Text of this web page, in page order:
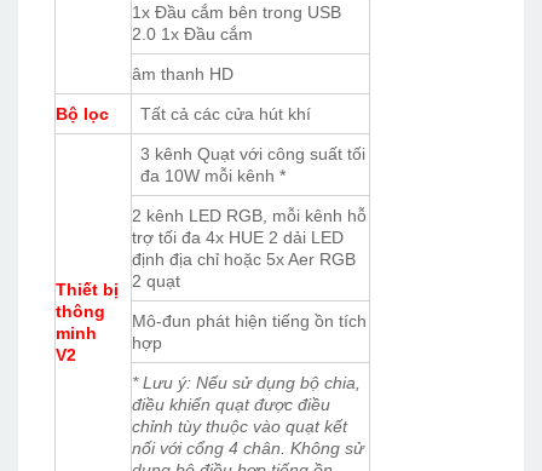
1x Đầu cắm bên trong USB
2.0 1x Đầu cắm
âm thanh HD
Bộ lọc Tất cả các cửa hút khí
Thiết bị
thông
minh
V2
3 kênh Quạt với công suất tối
đa 10W mỗi kênh *
2 kênh LED RGB, mỗi kênh hỗ
trợ tối đa 4x HUE 2 dải LED
định địa chỉ hoặc 5x Aer RGB
2 quạt
Mô-đun phát hiện tiếng ồn tích
hợp
* Lưu ý: Nếu sử dụng bộ chia,
điều khiển quạt được điều
chỉnh tùy thuộc vào quạt kết
nối với cổng 4 chân. Không sử